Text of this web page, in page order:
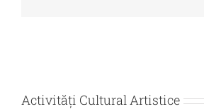
Activități Cultural Artistice